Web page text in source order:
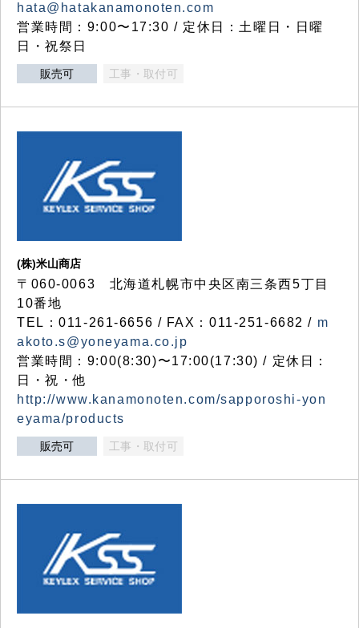
hata@hatakanamonoten.com
営業時間：9:00〜17:30 / 定休日：土曜日・日曜
日・祝祭日
販売可 工事・取付可
(株)米山商店
〒060-0063 北海道札幌市中央区南三条西5丁目
10番地
TEL：011-261-6656 / FAX：011-251-6682 / m
akoto.s@yoneyama.co.jp
営業時間：9:00(8:30)〜17:00(17:30) / 定休日：
日・祝・他
http://www.kanamonoten.com/sapporoshi-yon
eyama/products
販売可 工事・取付可